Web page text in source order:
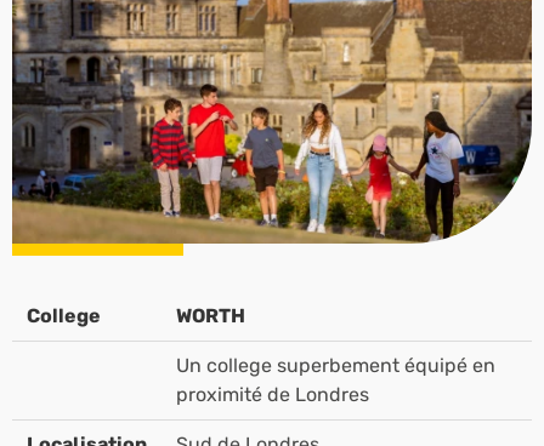
College WORTH
Un college superbement équipé en
proximité de Londres